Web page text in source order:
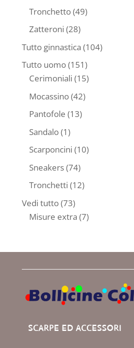
prodotti
Tronchetto 4949
Zatteroni 2828
prodotti
Tutto ginnastica 104104
Tutto uomo 151151
prodotti
Cerimoniali 1515
Mocassino 4242
Pantofole 1313
Sandalo 11
prodotto
Scarponcini 1010
Sneakers 7474
prodotti
Tronchetti 1212
Vedi tutto 7373
prodotti
Misure extra 77
SCARPE ED ACCESSORI